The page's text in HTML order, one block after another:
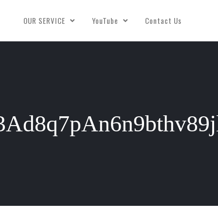
OUR SERVICE YouTube Contact Us